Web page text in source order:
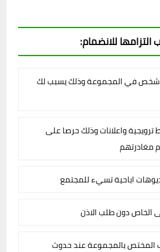
للانضمام:
شخص في المجموعة وذلك يسبب لك
ترويجية واعلانات وذلك حرصا على
مغادرتهم
اباحية تسيء للمجتمع
الخاص دون طلب الاذن
بالمجموعة عند حدوث